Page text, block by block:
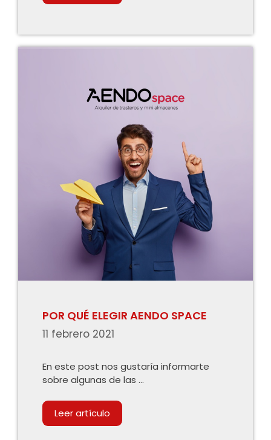
POR QUÉ ELEGIR AENDO SPACE
11 febrero 2021
En este post nos gustaría informarte
sobre algunas de las …
Leer artículo